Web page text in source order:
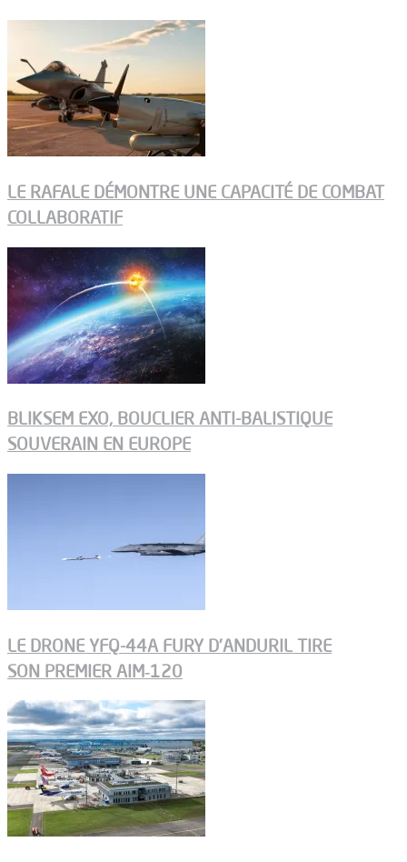
LE RAFALE DÉMONTRE UNE CAPACITÉ DE COMBAT
COLLABORATIF
BLIKSEM EXO, BOUCLIER ANTI-BALISTIQUE
SOUVERAIN EN EUROPE
LE DRONE YFQ-44A FURY D’ANDURIL TIRE
SON PREMIER AIM‑120